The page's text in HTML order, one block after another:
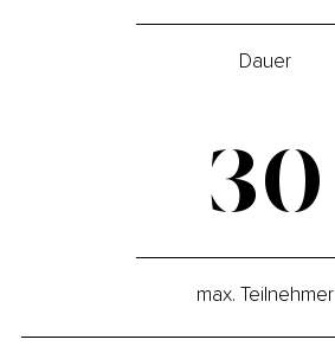
Dauer
30
max. Teilnehmer